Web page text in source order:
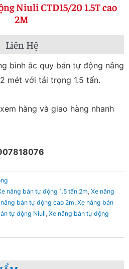
Niuli CTD15/20 1.5T cao
2M
Liên Hệ
bình ắc quy bán tự động nâng
mét với tải trọng 1.5 tấn.
hàng và giao hàng nhanh
nâng bán tự động 1.5 tấn 2m, Xe nâng
bán tự động cao 2m, Xe nâng bán
tự động Niuli, Xe nâng bán tự động